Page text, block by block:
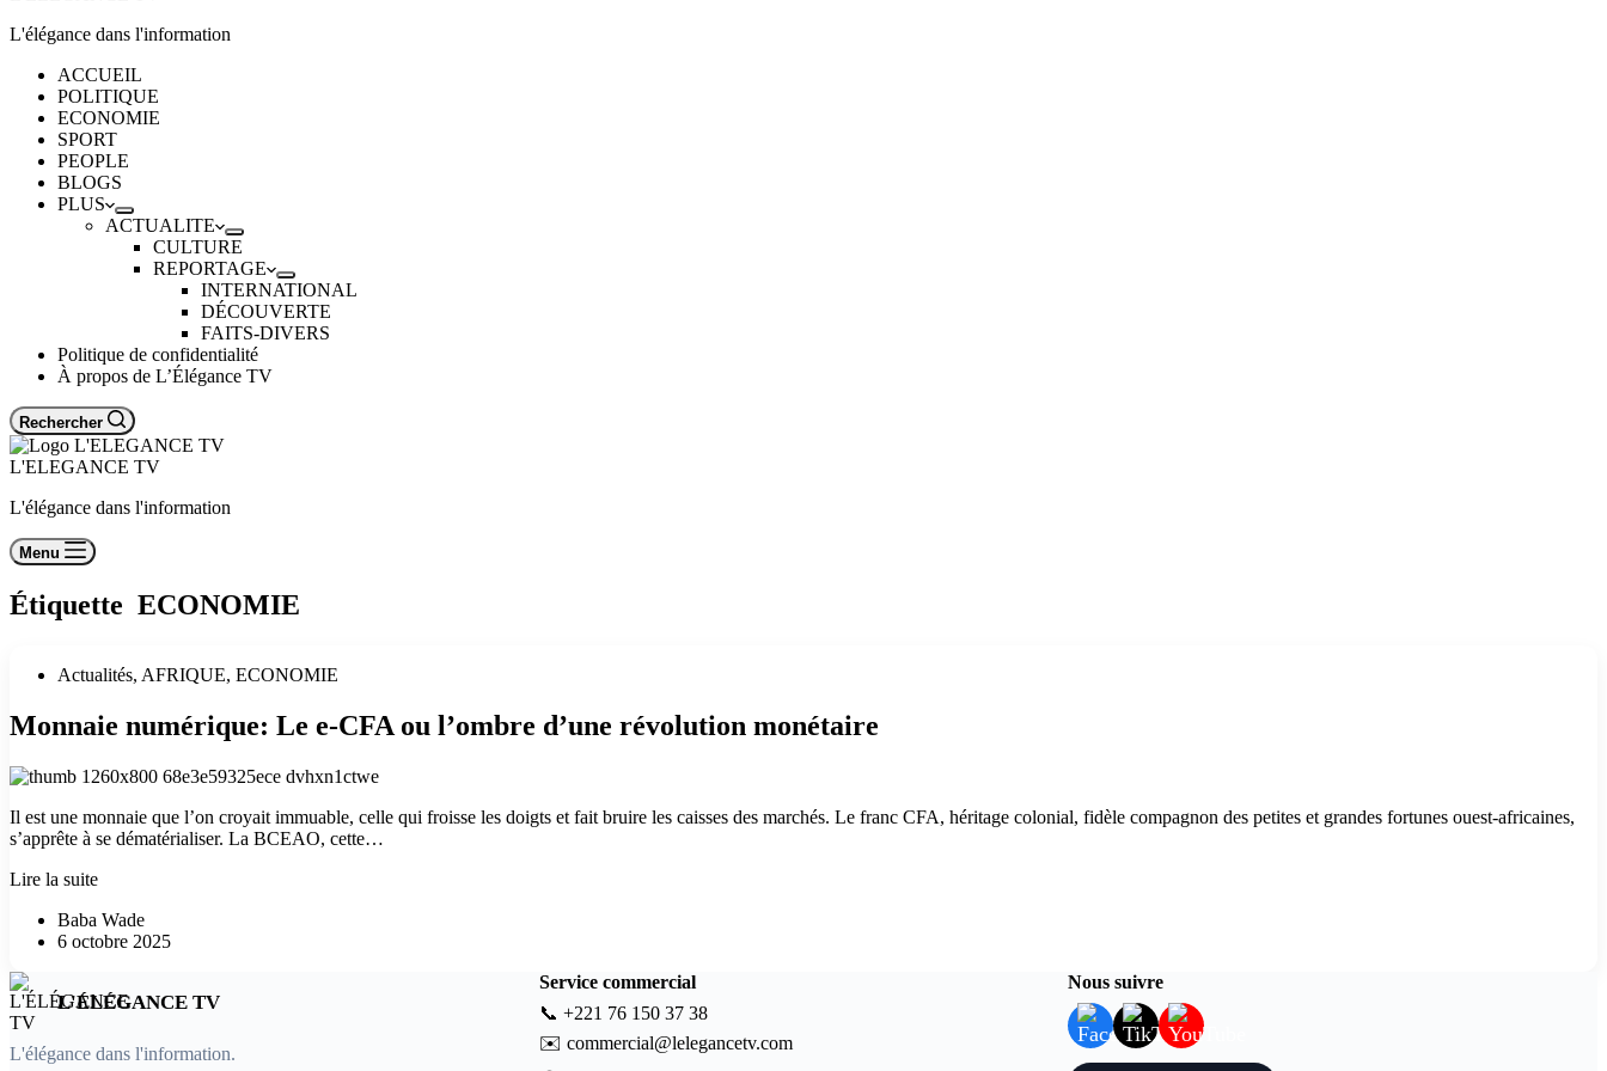
L'élégance dans l'information
ACCUEIL
POLITIQUE
ECONOMIE
SPORT
PEOPLE
BLOGS
PLUS
ACTUALITE
CULTURE
REPORTAGE
INTERNATIONAL
DÉCOUVERTE
FAITS-DIVERS
Politique de confidentialité
À propos de L’Élégance TV
Rechercher
L'ELEGANCE TV
L'élégance dans l'information
Menu
Étiquette ECONOMIE
Actualités, AFRIQUE, ECONOMIE
Monnaie numérique: Le e-CFA ou l’ombre d’une révolution monétaire
Il est une monnaie que l’on croyait immuable, celle qui froisse les doigts et fait bruire les caisses des marchés. Le franc CFA, héritage colonial, fidèle compagnon des petites et grandes fortunes ouest-africaines,
s’apprête à se dématérialiser. La BCEAO, cette…
Lire la suiteMonnaie
Le
e-
l’ombre
révolution
Baba Wade
6 octobre 2025
L'ÉLÉGANCE TV
L'élégance dans l'information.
Service commercial
📞 +221 76 150 37 38
✉️ commercial@lelegancetv.com
Nous suivre